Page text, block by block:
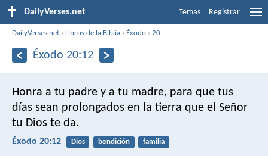
DailyVerses.net Temas Registrar
DailyVerses.net ›Libros de la Biblia › Éxodo ›20
Éxodo 20:12
Honra a tu padre y a tu madre, para que tus
días sean prolongados en la tierra que el Señor
tu Dios te da.
Éxodo 20:12 Dios bendición familia